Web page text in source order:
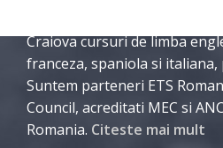
Craiova cursuri de limba
franceza, spaniola si
Suntem parteneri ETS
Council, acreditati MEC si
Romania. Citeste mai mult